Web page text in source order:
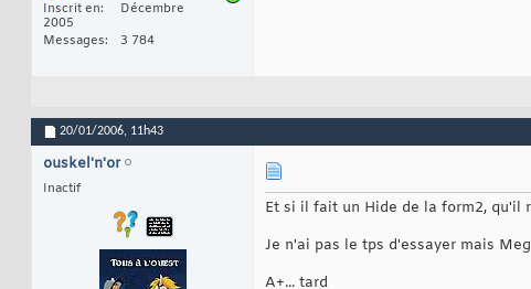
Inscrit en
Décembre
2005
Messages
3 784
20/01/2006, 11h43
ouskel'n'or
Inactif
Et si il fait un Hide de la form2, qu'il
Je n'ai pas le tps d'essayer mais
A+... tard